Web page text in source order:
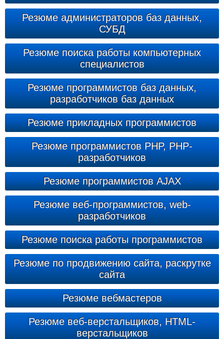
Резюме администраторов баз данных,
СУБД
Резюме поиска работы компьютерных
специалистов
Резюме программистов баз данных,
разработчиков баз данных
Резюме прикладных программистов
Резюме программистов PHP, PHP-
разработчиков
Резюме программистов AJAX
Резюме веб-программистов, web-
разработчиков
Резюме поиска работы программистов
Резюме по продвижению сайта, раскрутке
сайта
Резюме вебмастеров
Резюме веб-верстальщиков, HTML-
верстальщиков